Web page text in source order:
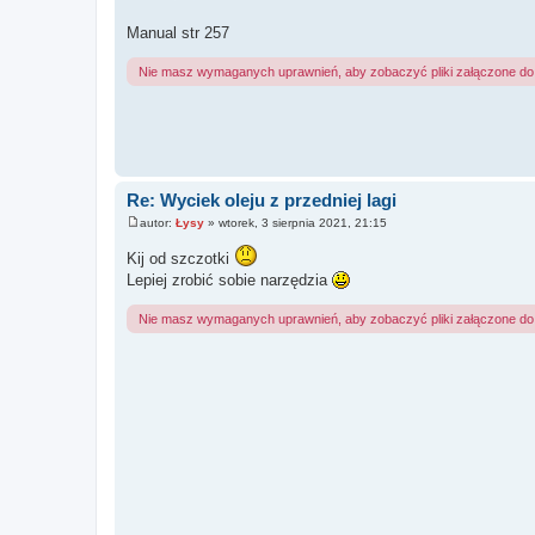
Manual str 257
Nie masz wymaganych uprawnień, aby zobaczyć pliki załączone do
Re: Wyciek oleju z przedniej lagi
t
autor: Łysy » wtorek, 3 sierpnia 2021, 21:15
Kij od szczotki
Lepiej zrobić sobie narzędzia
Nie masz wymaganych uprawnień, aby zobaczyć pliki załączone do